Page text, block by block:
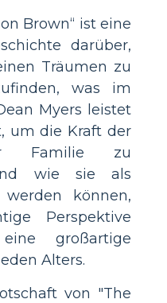
Brown“ ist eine
darüber,
Träumen zu
was im
Myers leistet
um die Kraft der
Familie zu
wie sie als
werden können,
Perspektive
großartige
Alters.
von "The